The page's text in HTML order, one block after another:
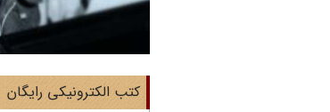
کتب الکترونیکی رایگان